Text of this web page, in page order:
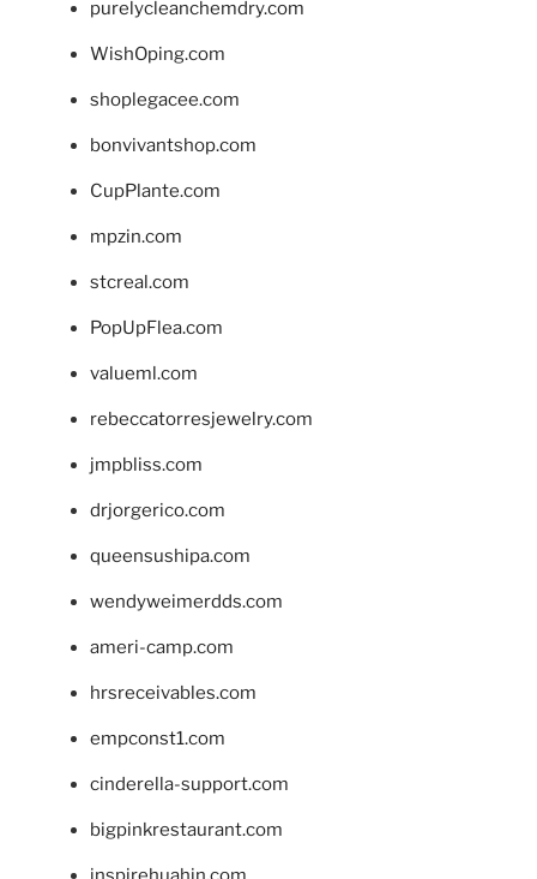
purelycleanchemdry.com
WishOping.com
shoplegacee.com
bonvivantshop.com
CupPlante.com
mpzin.com
stcreal.com
PopUpFlea.com
valueml.com
rebeccatorresjewelry.com
jmpbliss.com
drjorgerico.com
queensushipa.com
wendyweimerdds.com
ameri-camp.com
hrsreceivables.com
empconst1.com
cinderella-support.com
bigpinkrestaurant.com